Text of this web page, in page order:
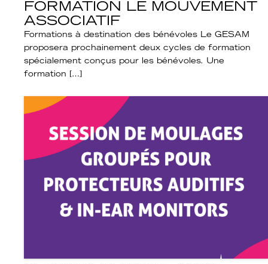
FORMATION LE MOUVEMENT
ASSOCIATIF
Formations à destination des bénévoles Le GESAM
proposera prochainement deux cycles de formation
spécialement conçus pour les bénévoles. Une
formation […]